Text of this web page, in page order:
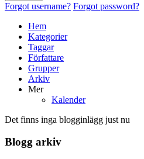
Forgot username? Forgot password?
Hem
Kategorier
Taggar
Författare
Grupper
Arkiv
Mer
Kalender
Det finns inga blogginlägg just nu
Blogg arkiv